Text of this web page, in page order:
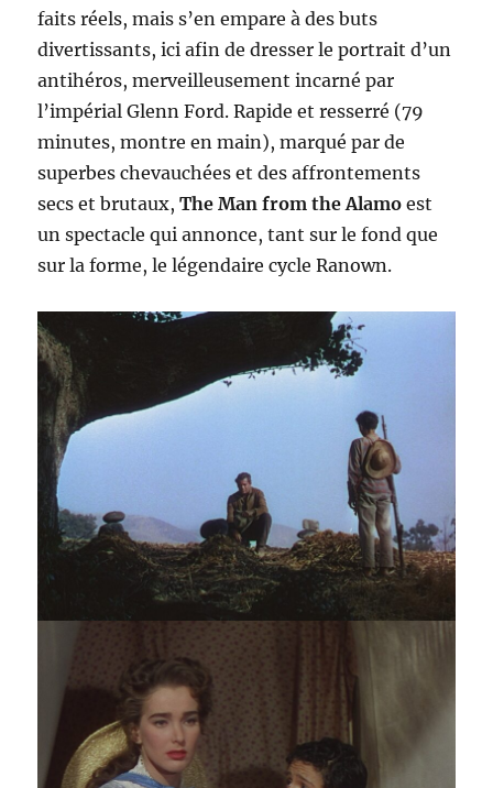
faits réels, mais s’en empare à des buts
divertissants, ici afin de dresser le portrait d’un
antihéros, merveilleusement incarné par
l’impérial Glenn Ford. Rapide et resserré (79
minutes, montre en main), marqué par de
superbes chevauchées et des affrontements
secs et brutaux,The Man from the Alamo est
un spectacle qui annonce, tant sur le fond que
sur la forme, le légendaire cycle Ranown.